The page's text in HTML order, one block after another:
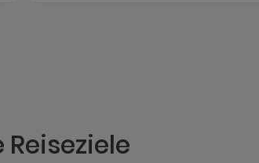
Reiseziele